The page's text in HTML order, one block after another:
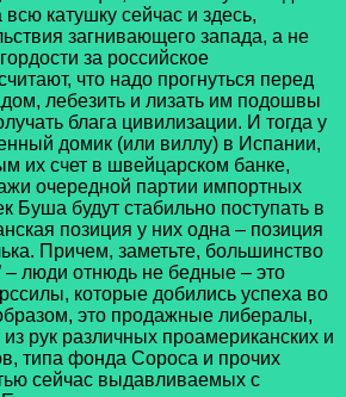
катушку сейчас и здесь,
загнивающего запада, а не
за российское
что надо прогнуться перед
лебезить и лизать им подошвы
блага цивилизации. И тогда у
домик (или виллу) в Испании,
их счет в швейцарском банке,
очередной партии импортных
Буша будут стабильно поступать в
позиция у них одна – позиция
Причем, заметьте, большинство
– люди отнюдь не бедные – это
которые добились успеха во
это продажные либералы,
рук различных проамериканских и
типа фонда Сороса и прочих
сейчас выдавливаемых с